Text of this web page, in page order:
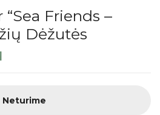
Friends –
Dėžutės
Neturime